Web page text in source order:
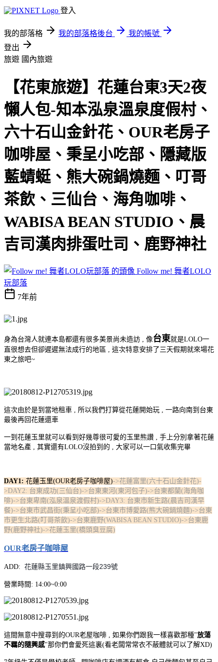
登入
我的部落格 我的部落格後台
我的帳號
登出
旅遊 國內旅遊
【花東旅遊】花蓮台東3天2夜
懶人包-知本泓泉溫泉度假村、
六十石山金針花、OUR老房子
咖啡屋、秉呈小吃部、隱藏版
藍蜻蜓、熊大碗鍋燒麵、叮哥
茶飲、三仙台、海角咖啡、
WABISA BEAN STUDIO、晨
吉司漢肉排蛋吐司、鹿野神社
Follow me! 舞者LOLO
玩部落
7年前
身為台灣人就連本島都還有很多美景尚未造訪 , 像台東就是LOLO一
直很想去但卻遲遲無法成行的地區 , 這次特意安排了三天假期就來場花
東之旅吧~
這次由於是到當地租車 , 所以我們打算從花蓮開始玩 , 一路向南到台東
最後再回花蓮還車
一到花蓮玉里就可以看到好幾尊很可愛的玉里熊讚 , 手上分別拿著花蓮
當地名產 , 其實還有LOLO沒拍到的 , 大家可以一口氣收集完畢
DAY1: 花蓮玉里(OUR老房子咖啡屋)->花蓮富里(六十石山金針花)-
>DAY2: 台東成功(三仙台)->台東東河(東河包子)->台東都蘭(海角咖
啡)->台東卑南(泓泉溫泉渡假村)->DAY3: 台東市新生路(晨吉司漢早
餐)->台東市武昌街(秉呈小吃部)->台東市博愛路(熊大碗鍋燒麵)->台東
市更生北路(叮哥茶飲)->台東鹿野(WABISA BEAN STUDIO)->台東鹿
野(鹿野神社)->花蓮玉里(橋頭臭豆腐)
OUR老房子咖啡屋
ADD: 花蓮縣玉里鎮興國路一段239號
營業時間: 14:00~0:00
這間無意中搜尋到的OUR老屋咖啡 , 如果你們跟我一樣喜歡那種"放蕩
不羈的隨興感"那你們會愛死這裏(看老闆常常衣不蔽體就可以了解XD)